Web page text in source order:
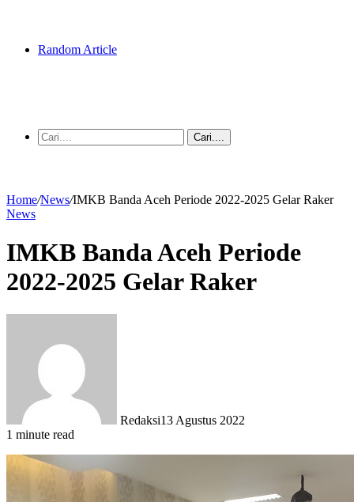
Random Article
Cari....
Home/News/IMKB Banda Aceh Periode 2022-2025 Gelar Raker
News
IMKB Banda Aceh Periode
2022-2025 Gelar Raker
Redaksi13 Agustus 2022
1 minute read